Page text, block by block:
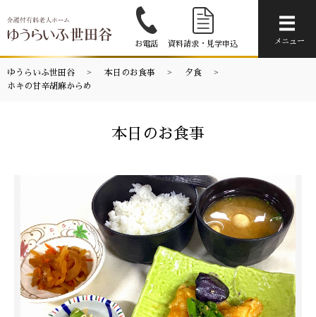
お電話 資料請求・見学申込 メニュー
ゆうらいふ世田谷 本日のお食事
夕食
ホキの甘辛胡麻からめ
本日のお食事